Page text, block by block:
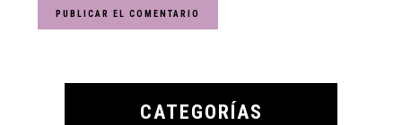
Primary
CATEGORÍAS